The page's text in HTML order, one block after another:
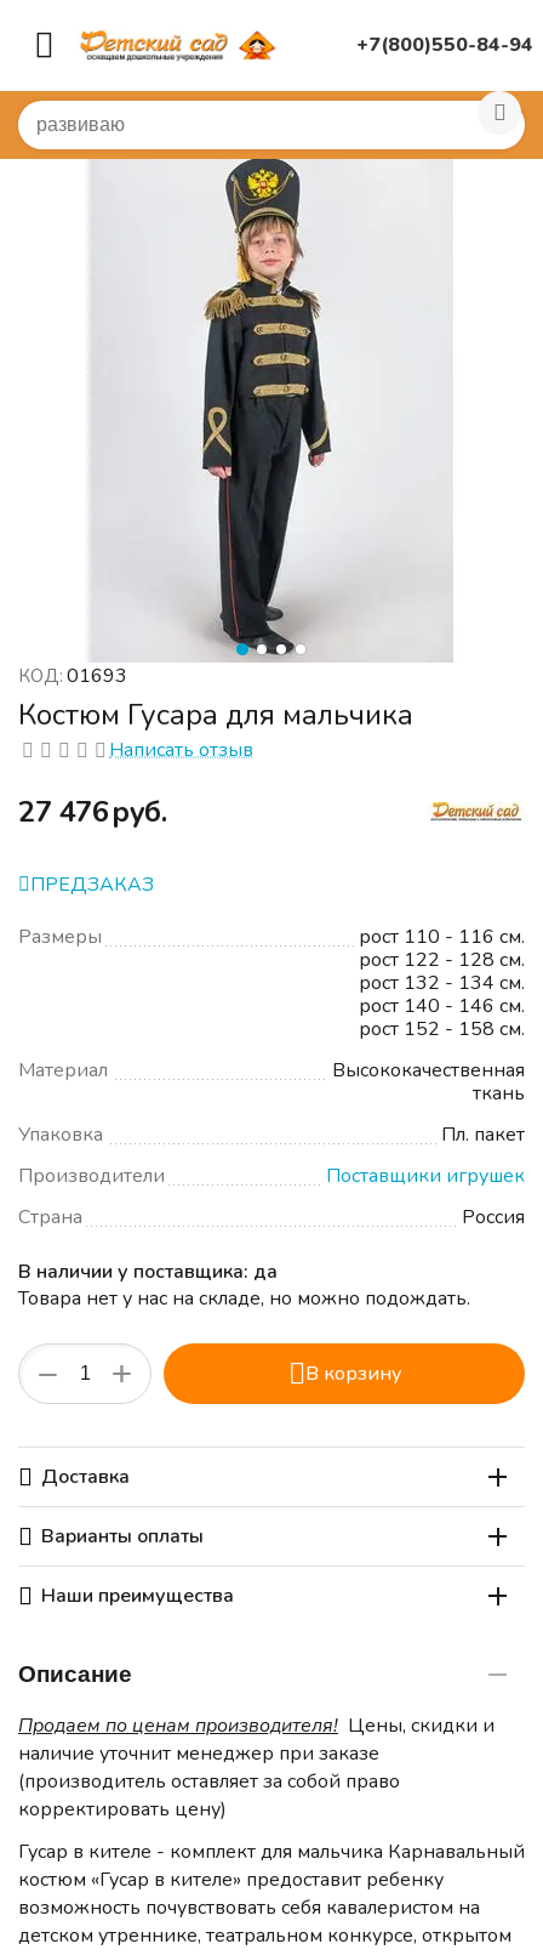
+7(800)550-84-94
Главная / КОСТЮМЫ Детские карнавальные костюмы
КОД: 01693
Костюм Гусара для мальчика
Написать отзыв
‍27 476‍руб.
ПРЕДЗАКАЗ
Размеры
рост 110 - 116 см.
рост 122 - 128 см.
рост 132 - 134 см.
рост 140 - 146 см.
рост 152 - 158 см.
Материал
Высококачественная
ткань
Упаковка
Пл. пакет
Производители
Поставщики игрушек
Страна
Россия
В наличии у поставщика: да
Товара нет у нас на складе, но можно подождать.
+
− В корзину
Доставка
Варианты оплаты
Наши преимущества
Описание
Продаем по ценам производителя! Цены, скидки и
наличие уточнит менеджер при заказе
(производитель оставляет за собой право
корректировать цену)
Гусар в кителе - комплект для мальчика Карнавальный
костюм «Гусар в кителе» предоставит ребенку
возможность почувствовать себя кавалеристом на
детском утреннике, театральном конкурсе, открытом